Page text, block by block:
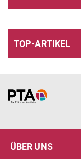
TOP-ARTIKEL
Home
ÜBER UNS